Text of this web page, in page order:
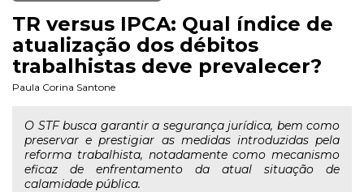
TR versus IPCA: Qual índice de
atualização dos débitos
trabalhistas deve prevalecer?
Paula Corina Santone
O STF busca garantir a segurança jurídica, bem como
preservar e prestigiar as medidas introduzidas pela
reforma trabalhista, notadamente como mecanismo
eficaz de enfrentamento da atual situação de
calamidade pública.